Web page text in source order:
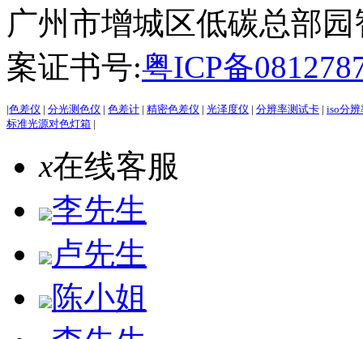
广州市增城区低碳总部
案证书号:粤ICP备
|色差仪 | 分光测色仪 | 色差计 | 精密色差仪 | 光泽度仪 | 分辨率测试卡 | iso分
标准光源对色灯箱 |
x在线客服
李先生
卢先生
陈小姐